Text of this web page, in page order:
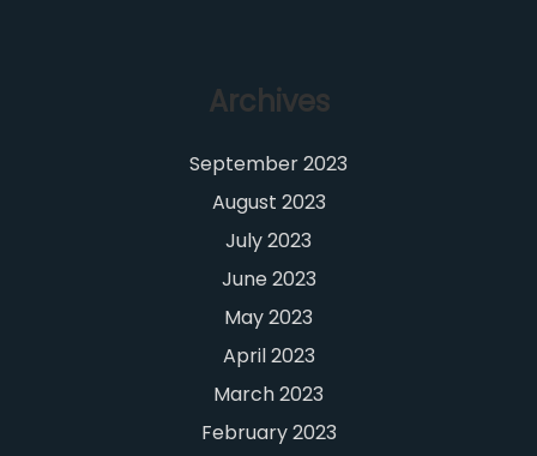
Archives
September 2023
August 2023
July 2023
June 2023
May 2023
April 2023
March 2023
February 2023